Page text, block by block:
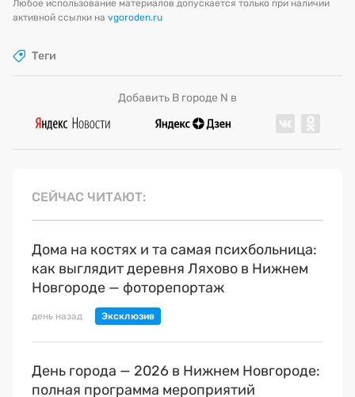
Любое использование материалов допускается только при наличии
активной ссылки на vgoroden.ru
Теги
Добавить В городе N в
СЕЙЧАС ЧИТАЮТ
Дома на костях и та самая психбольница:
как выглядит деревня Ляхово в Нижнем
Новгороде — фоторепортаж
день назад
День города — 2026 в Нижнем Новгороде:
полная программа мероприятий